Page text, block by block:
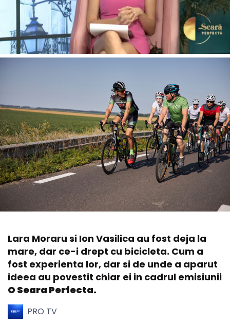
Lara Moraru si Ion Vasilica au fost deja la
mare, dar ce-i drept cu bicicleta. Cum a
fost experienta lor, dar si de unde a aparut
ideea au povestit chiar ei in cadrul emisiunii
O Seara Perfecta.
PRO TV